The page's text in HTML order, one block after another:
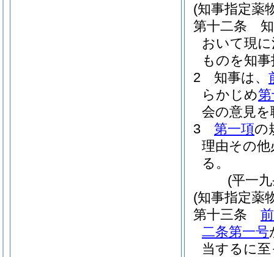
(知事指定薬
第十二条
おいて現
ものを知
2
知事は、
らかじめ
会の意見
3
第一項の
理由その
る。
(平一
(知事指定薬
第十三条
二条第一号
当するに